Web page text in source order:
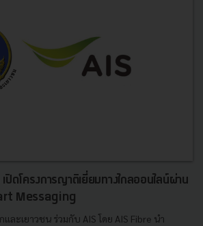
ดโครงการญาติเยี่ยมทางไกลออนไลน์ผ่าน
Messaging
ละเยาวชน ร่วมกับ AIS โดย AIS Fibre นำ